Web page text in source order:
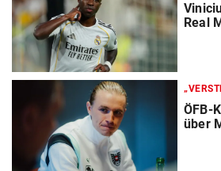
Real
ÖFB-
über